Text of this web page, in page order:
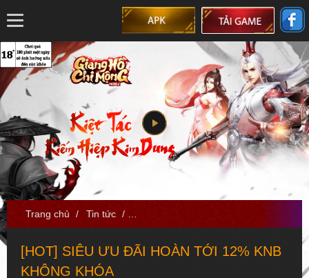
Trang chủ / Tin tức / [HOT] SIÊU ƯU ĐÃI HOÀN TỚI 12%
[HOT] SIÊU ƯU ĐÃI HOÀN TỚI 12% KNB
KHÔNG KHÓA